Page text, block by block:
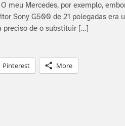
meu Mercedes, por exemplo,
Sony G500 de 21 polegadas era
preciso de o substituir […]
Pinterest More